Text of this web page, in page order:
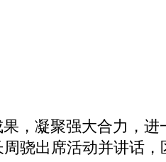
，凝聚强大合力，进
骁出席活动并讲话，